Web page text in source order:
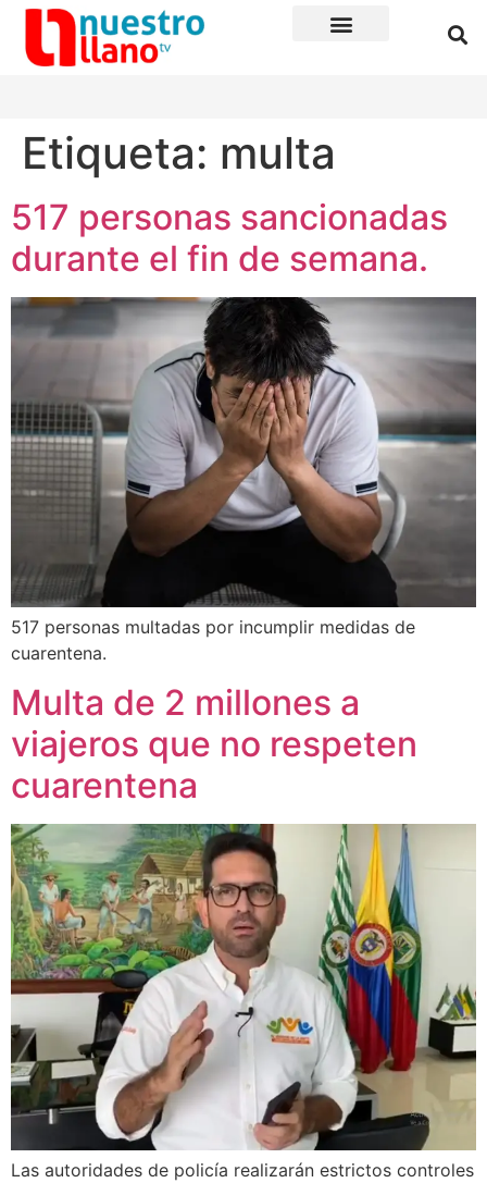
Etiqueta: multa
517 personas sancionadas
durante el fin de semana.
517 personas multadas por incumplir medidas de
cuarentena.
Multa de 2 millones a
viajeros que no respeten
cuarentena
Las autoridades de policía realizarán estrictos controles